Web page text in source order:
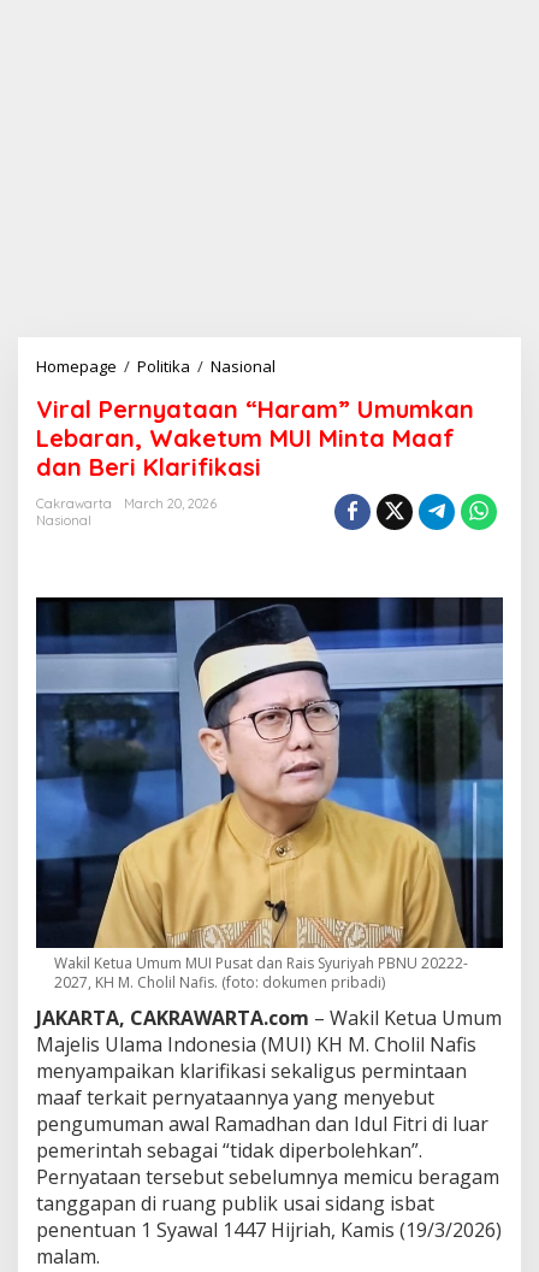
Homepage / Politika / Nasional
r
a
t
a
a
n
H
a
r
a
m
U
m
m
k
a
n
L
e
b
r
a
n
W
a
k
e
Viral Pernyataan “Haram” Umumkan
Lebaran, Waketum MUI Minta Maaf
dan Beri Klarifikasi
Cakrawarta
March 20, 2026
Nasional
Wakil Ketua Umum MUI Pusat dan Rais Syuriyah PBNU 20222-
2027, KH M. Cholil Nafis. (foto: dokumen pribadi)
JAKARTA, CAKRAWARTA.com – Wakil Ketua Umum
Majelis Ulama Indonesia (MUI) KH M. Cholil Nafis
menyampaikan klarifikasi sekaligus permintaan
maaf terkait pernyataannya yang menyebut
pengumuman awal Ramadhan dan Idul Fitri di luar
pemerintah sebagai “tidak diperbolehkan”.
Pernyataan tersebut sebelumnya memicu beragam
tanggapan di ruang publik usai sidang isbat
penentuan 1 Syawal 1447 Hijriah, Kamis (19/3/2026)
malam.